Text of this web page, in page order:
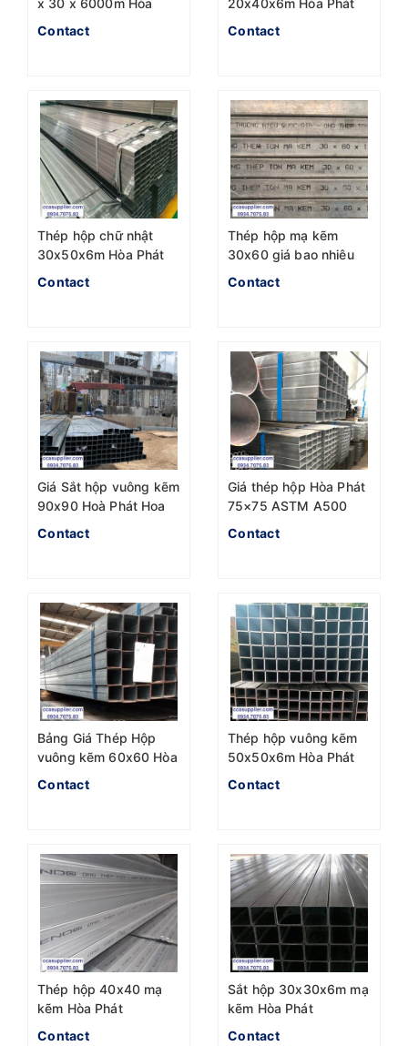
x 30 x 6000m Hòa
Phát
Contact
20x40x6m Hòa Phát
Contact
Thép hộp chữ nhật
30x50x6m Hòa Phát
Hoa Sen
Contact
Thép hộp mạ kẽm
30x60 giá bao nhiêu
Contact
Giá Sắt hộp vuông kẽm
90x90 Hoà Phát Hoa
Sen
Contact
Giá thép hộp Hòa Phát
75×75 ASTM A500
mới nhất năm 2023
Contact
Bảng Giá Thép Hộp
vuông kẽm 60x60 Hòa
Phát mới nhất 2023
Contact
Thép hộp vuông kẽm
50x50x6m Hòa Phát
Hoa sen SenDo
Contact
Thép hộp 40x40 mạ
kẽm Hòa Phát
Contact
Sắt hộp 30x30x6m mạ
kẽm Hòa Phát
Contact